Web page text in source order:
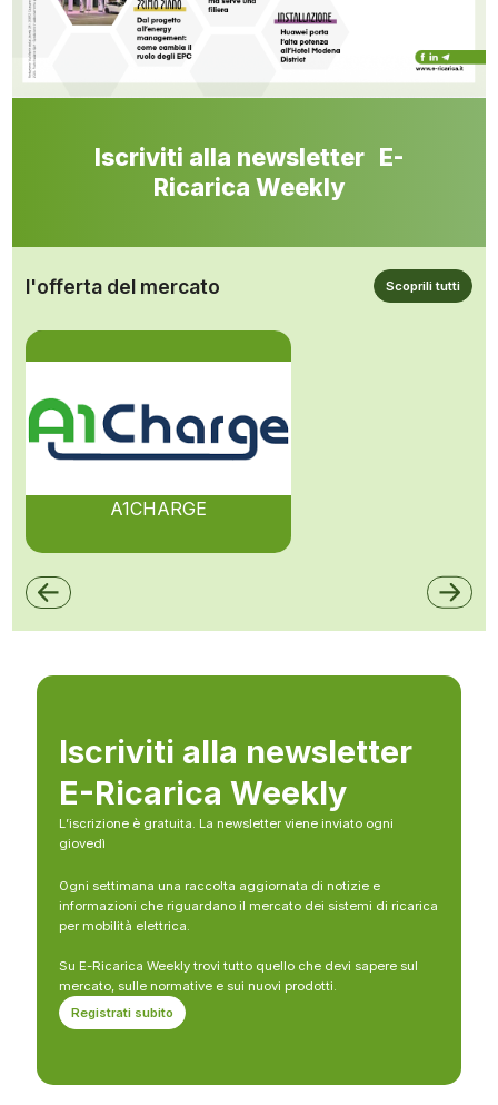
Iscriviti alla newsletter E-
Ricarica Weekly
l'offerta del mercato Scoprili tutti
A1CHARGE
Iscriviti alla newsletter
E-Ricarica Weekly
L’iscrizione è gratuita. La newsletter viene inviato ogni
giovedì
Ogni settimana una raccolta aggiornata di notizie e
informazioni che riguardano il mercato dei sistemi di ricarica
per mobilità elettrica.
Su E-Ricarica Weekly trovi tutto quello che devi sapere sul
mercato, sulle normative e sui nuovi prodotti.
Registrati subito